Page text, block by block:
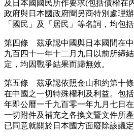
及日本國國民所作要求(包括債權在
政府與日本國政府間另商特別處理
「國民」及「居民」等名詞，均包括
第四條 茲承認中國與日本國間在
九百四十一年十二月九日以前所締
定，均因戰爭結果而歸無效。
第五條 茲承認依照金山和約第十
在中國之一切特殊權利及利益。包
年即公曆一千九百零一年九月七日
一切附件及補充之各換文暨文件所
已同意就關於日本國方面廢除該議